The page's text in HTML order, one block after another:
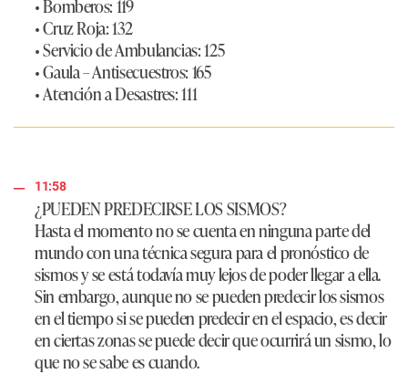
• Bomberos:119
• Cruz Roja:132
• Servicio de Ambulancias:125
• Gaula – Antisecuestros:165
• Atención a Desastres:111
11:58
¿PUEDEN PREDECIRSE LOS SISMOS?
Hasta el momento no se cuenta en ninguna parte del
mundo con una técnica segura para el pronóstico de
sismos y se está todavía muy lejos de poder llegar a ella.
Sin embargo, aunque no se pueden predecir los sismos
en el tiempo si se pueden predecir en el espacio, es decir
en ciertas zonas se puede decir que ocurrirá un sismo, lo
que no se sabe es cuando.​